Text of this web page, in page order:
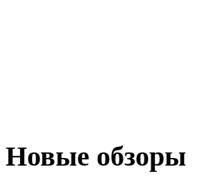
Новые обзоры